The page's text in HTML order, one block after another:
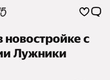
новостройке с
Лужники